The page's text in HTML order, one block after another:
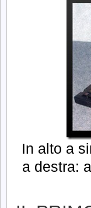
In alto a
a destra: